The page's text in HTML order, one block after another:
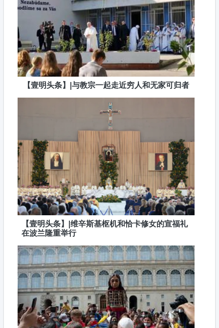
【壹明头条】|与教宗一起走近穷人和无家可归者
【壹明头条】|维辛斯基枢机和恰卡修女的宣福礼
在波兰隆重举行